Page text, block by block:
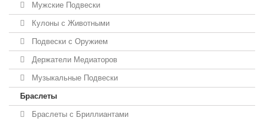
Мужские Подвески
Кулоны с Животными
Подвески с Оружием
Держатели Медиаторов
Музыкальные Подвески
Браслеты
Браслеты с Бриллиантами